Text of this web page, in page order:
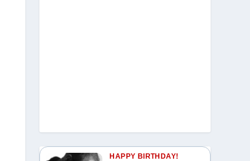
HAPPY BIRTHDAY!